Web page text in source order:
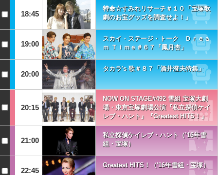
18:45
特命☆すみれリサーチ＃１０「宝塚歌
劇のお宝グッズを調査せよ！」
19:00
スカイ・ステージ・トーク Ｄｒｅａ
ｍ Ｔｉｍｅ＃６７「鳳月杏」
20:00
タカラ's 歌＃８７「酒井澄夫特集」
20:15
NOW ON STAGE#492 雪組 宝塚大劇
場・東京宝塚劇場公演『私立探偵ケイ
レブ・ハント』『Greatest HITS！』
21:00
私立探偵ケイレブ・ハント（’16年雪
組・宝塚）
22:45
Greatest HITS！（'16年雪組・宝塚）